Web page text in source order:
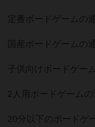
定番ボードゲームの
国産ボードゲームの
子供向けボードゲー
2人用ボードゲームの
20分以下のボードゲ